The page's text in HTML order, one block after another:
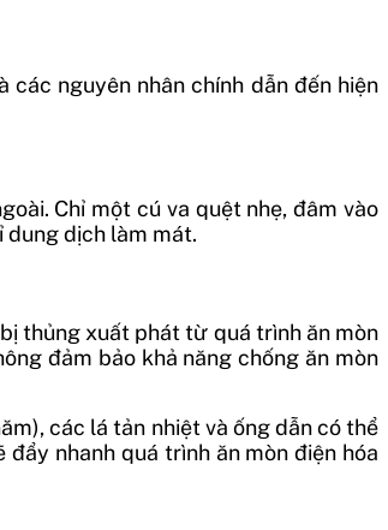
nguyên nhân chính dẫn đến hiện
Chỉ một cú va quệt nhẹ, đâm vào
dung dịch làm mát.
thủng xuất phát từ quá trình ăn mòn
đảm bảo khả năng chống ăn mòn
các lá tản nhiệt và ống dẫn có thể
nhanh quá trình ăn mòn điện hóa